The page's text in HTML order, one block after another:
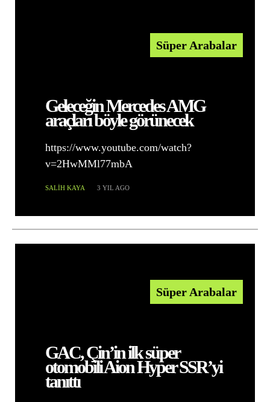
Süper Arabalar
Geleceğin Mercedes AMG
araçları böyle görünecek
https://www.youtube.com/watch?
v=2HwMMl77mbA
SALIH KAYA 3 YIL AGO
Süper Arabalar
GAC, Çin’in ilk süper
otomobili Aion Hyper SSR’yi
tanıttı